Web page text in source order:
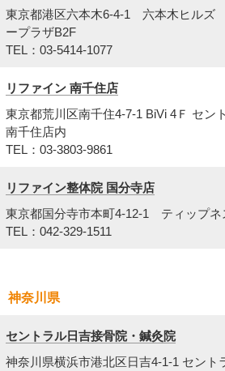
東京都港区六本木6-4-1 六本木ヒルズ
ープラザB2F
TEL：03-5414-1077
リファイン 南千住店
東京都荒川区南千住4-7-1 BiVi 4Ｆ セン
南千住店内
TEL：03-3803-9861
リファイン整体院 国分寺店
東京都国分寺市本町4-12-1 ティップネ
TEL：042-329-1511
神奈川県
セントラル日吉接骨院・鍼灸院
神奈川県横浜市港北区日吉4-1-1 セント